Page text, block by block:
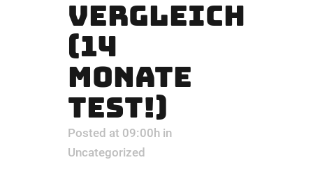
VERGLEICH
(14
MONATE
TEST!)
Posted at 09:00h in
Uncategorized